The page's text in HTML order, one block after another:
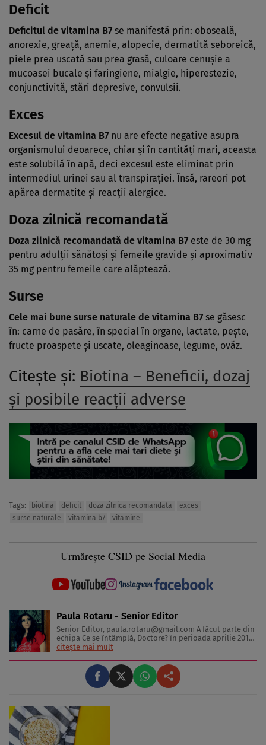
Deficit
Deficitul de vitamina B7 se manifestă prin: oboseală,
anorexie, greaţă, anemie, alopecie, dermatită seboreică,
piele prea uscată sau prea grasă, culoare cenuşie a
mucoasei bucale şi faringiene, mialgie, hiperestezie,
conjunctivită, stări depresive, convulsii.
Exces
Excesul de vitamina B7 nu are efecte negative asupra
organismului deoarece, chiar şi în cantităţi mari, aceasta
este solubilă în apă, deci excesul este eliminat prin
intermediul urinei sau al transpiraţiei. Însă, rareori pot
apărea dermatite şi reacţii alergice.
Doza zilnică recomandată
Doza zilnică recomandată de vitamina B7 este de 30 mg
pentru adulţii sănătoşi şi femeile gravide şi aproximativ
35 mg pentru femeile care alăptează.
Surse
Cele mai bune surse naturale de vitamina B7 se găsesc
în: carne de pasăre, în special în organe, lactate, peşte,
fructe proaspete şi uscate, oleaginoase, legume, ovăz.
Citeşte şi: Biotina – Beneficii, dozaj
și posibile reacții adverse
Tags: biotina deficit doza zilnica recomandata
exces
surse naturale
vitamina b7 vitamine
Urmărește CSID pe Social Media
Paula Rotaru - Senior Editor
Senior Editor, paula.rotaru@gmail.com
echipa Ce se întâmplă, Doctore? în perioada aprilie 2013-
decembrie 2023. Articolele sale cuprind informații despre
și sănătatea emoțională. Colaborări: Viața ...
citește mai mult